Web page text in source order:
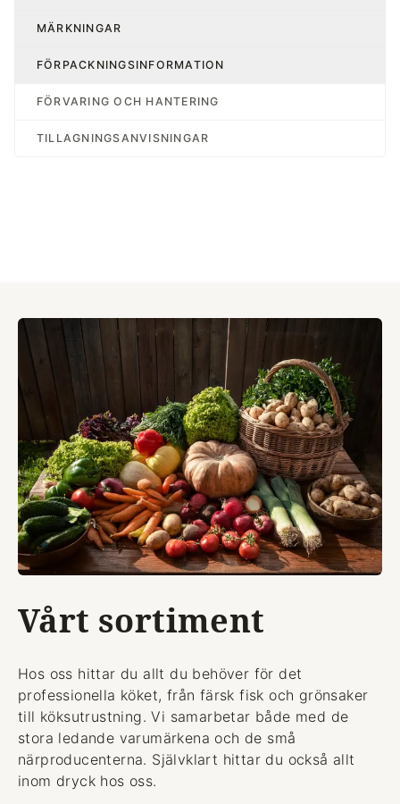
MÄRKNINGAR
FÖRPACKNINGSINFORMATION
FÖRVARING OCH HANTERING
TILLAGNINGSANVISNINGAR
Vårt sortiment
Hos oss hittar du allt du behöver för det
professionella köket, från färsk fisk och grönsaker
till köksutrustning. Vi samarbetar både med de
stora ledande varumärkena och de små
närproducenterna. Självklart hittar du också allt
inom dryck hos oss.